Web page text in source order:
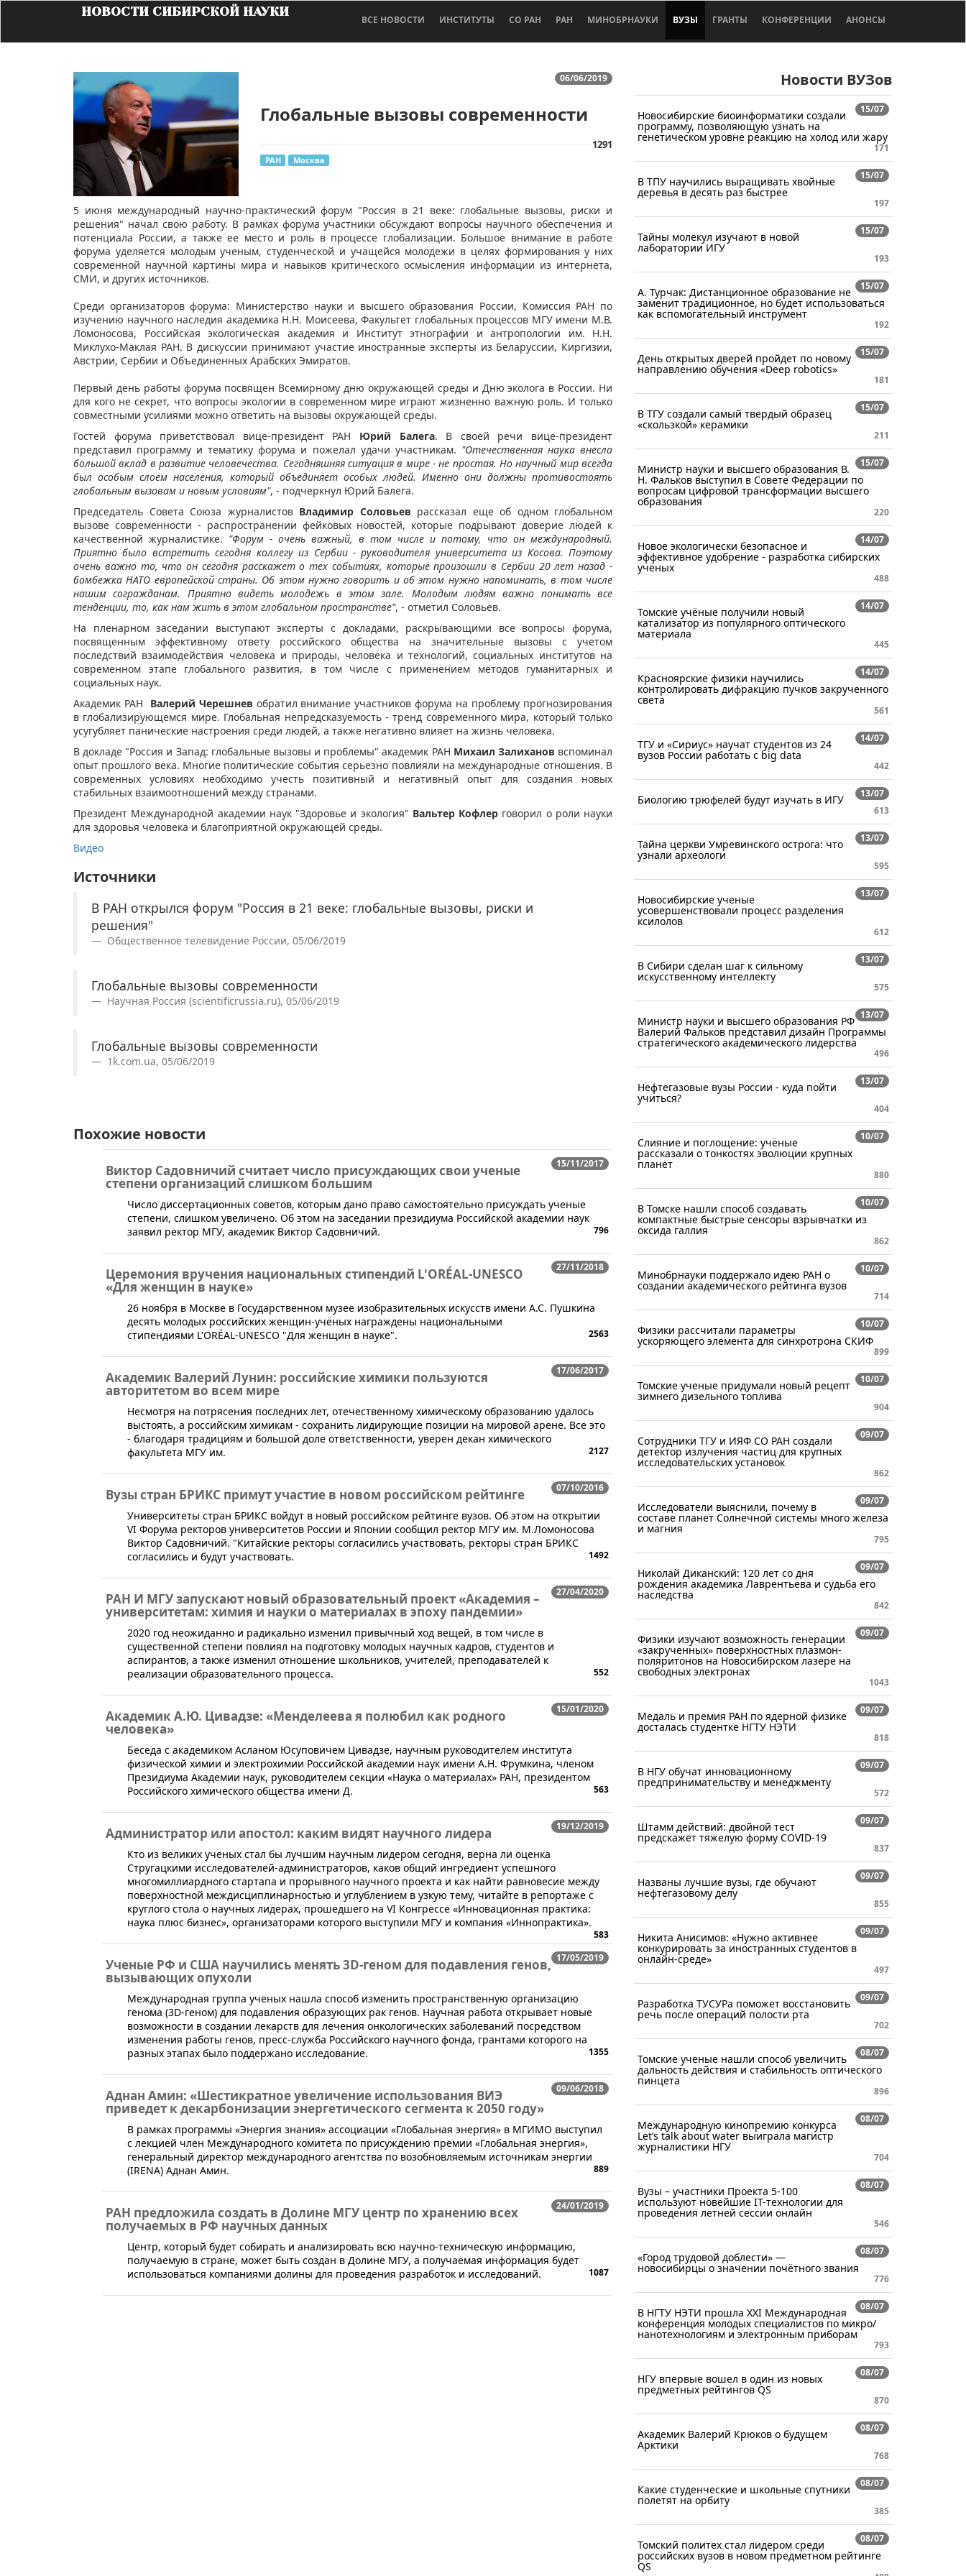
НОВОСТИ СИБИРСКОЙ НАУКИ
ВСЕ НОВОСТИ ИНСТИТУТЫ СО РАН РАН МИНОБРНАУКИ ВУЗЫ ГРАНТЫ КОНФЕРЕНЦИИ АНОНСЫ
06/06/2019
Глобальные вызовы современности
1291
РАН Москва
​5 июня международный научно-практический форум "Россия в 21 веке: глобальные вызовы, риски и
решения" начал свою работу. В рамках форума участники обсуждают вопросы научного обеспечения и
потенциала России, а также ее место и роль в процессе глобализации. Большое внимание в работе
форума уделяется молодым ученым, студенческой и учащейся молодежи в целях формирования у них
современной научной картины мира и навыков критического осмысления информации из интернета,
СМИ, и других источников.
Среди организаторов форума: Министерство науки и высшего образования России, Комиссия РАН по
изучению научного наследия академика Н.Н. Моисеева, Факультет глобальных процессов МГУ имени М.В.
Ломоносова, Российская экологическая академия и Институт этнографии и антропологии им. Н.Н.
Миклухо-Маклая РАН. В дискуссии принимают участие иностранные эксперты из Беларуссии, Киргизии,
Австрии, Сербии и Объединенных Арабских Эмиратов.
Первый день работы форума посвящен Всемирному дню окружающей среды и Дню эколога в России. Ни
для кого не секрет, что вопросы экологии в современном мире играют жизненно важную роль. И только
совместными усилиями можно ответить на вызовы окружающей среды.
Гостей форума приветствовал вице-президент РАН Юрий Балега. В своей речи вице-президент
представил программу и тематику форума и пожелал удачи участникам. "Отечественная наука внесла
большой вклад в развитие человечества. Сегодняшняя ситуация в мире - не простая. Но научный мир всегда
был особым слоем населения, который объединяет особых людей. Именно они должны противостоять
глобальным вызовам и новым условиям", - подчеркнул Юрий Балега.
Председатель Совета Союза журналистов Владимир Соловьев рассказал еще об одном глобальном
вызове современности - распространении фейковых новостей, которые подрывают доверие людей к
качественной журналистике. "Форум - очень важный, в том числе и потому, что он международный.
Приятно было встретить сегодня коллегу из Сербии - руководителя университета из Косова. Поэтому
очень важно то, что он сегодня расскажет о тех событиях, которые произошли в Сербии 20 лет назад -
бомбежка НАТО европейской страны. Об этом нужно говорить и об этом нужно напоминать, в том числе
нашим согражданам. Приятно видеть молодежь в этом зале. Молодым людям важно понимать все
тенденции, то, как нам жить в этом глобальном пространстве", - отметил Соловьев.
На пленарном заседании выступают эксперты с докладами, раскрывающими все вопросы форума,
посвященным эффективному ответу российского общества на значительные вызовы с учетом
последствий взаимодействия человека и природы, человека и технологий, социальных институтов на
современном этапе глобального развития, в том числе с применением методов гуманитарных и
социальных наук.
Академик РАН Валерий Черешнев обратил внимание участников форума на проблему прогнозирования
в глобализирующемся мире. Глобальная непредсказуемость - тренд современного мира, который только
усугубляет панические настроения среди людей, а также негативно влияет на жизнь человека.
В докладе "Россия и Запад: глобальные вызовы и проблемы" академик РАН Михаил Залиханов вспоминал
опыт прошлого века. Многие политические события серьезно повлияли на международные отношения. В
современных условиях необходимо учесть позитивный и негативный опыт для создания новых
стабильных взаимоотношений между странами.
Президент Международной академии наук "Здоровье и экология" Вальтер Кофлер говорил о роли науки
для здоровья человека и благоприятной окружающей среды.
Видео
Источники
В РАН открылся форум "Россия в 21 веке: глобальные вызовы, риски и
решения"
Общественное телевидение России, 05/06/2019
Глобальные вызовы современности
Научная Россия (scientificrussia.ru), 05/06/2019
Глобальные вызовы современности
1k.com.ua, 05/06/2019
Похожие новости
15/11/2017
Виктор Садовничий считает число присуждающих свои ученые
степени организаций слишком большим
​Число диссертационных советов, которым дано право самостоятельно присуждать ученые
степени, слишком увеличено. Об этом на заседании президиума Российской академии наук
заявил ректор МГУ, академик Виктор Садовничий.
796
27/11/2018
Церемония вручения национальных стипендий L'ORÉAL-UNESCO
«Для женщин в науке»
26 ноября в Москве в Государственном музее изобразительных искусств имени А.С. Пушкина
десять молодых российских женщин-учёных награждены национальными
стипендиями L'ORÉAL-UNESCO "Для женщин в науке".
2563
17/06/2017
Академик Валерий Лунин: российские химики пользуются
авторитетом во всем мире
Несмотря на потрясения последних лет, отечественному химическому образованию удалось
выстоять, а российским химикам - сохранить лидирующие позиции на мировой арене. Все это
- благодаря традициям и большой доле ответственности, уверен декан химического
факультета МГУ им.
2127
07/10/2016
Вузы стран БРИКС примут участие в новом российском рейтинге
​Университеты стран БРИКС войдут в новый российском рейтинге вузов. Об этом на открытии
VI Форума ректоров университетов России и Японии сообщил ректор МГУ им. М.Ломоносова
Виктор Садовничий. "Китайские ректоры согласились участвовать, ректоры стран БРИКС
согласились и будут участвовать.
1492
27/04/2020
РАН И МГУ запускают новый образовательный проект «Академия –
университетам: химия и науки о материалах в эпоху пандемии»
2020 год неожиданно и радикально изменил привычный ход вещей, в том числе в
существенной степени повлиял на подготовку молодых научных кадров, студентов и
аспирантов, а также изменил отношение школьников, учителей, преподавателей к
реализации образовательного процесса.
552
15/01/2020
Академик А.Ю. Цивадзе: «Менделеева я полюбил как родного
человека»
Беседа с академиком Асланом Юсуповичем Цивадзе, научным руководителем института
физической химии и электрохимии Российской академии наук имени А.Н. Фрумкина, членом
Президиума Академии наук, руководителем секции «Наука о материалах» РАН, президентом
Российского химического общества имени Д.
563
19/12/2019
Администратор или апостол: каким видят научного лидера
Кто из великих ученых стал бы лучшим научным лидером сегодня, верна ли оценка
Стругацкими исследователей-администраторов, каков общий ингредиент успешного
многомиллиардного стартапа и прорывного научного проекта и как найти равновесие между
поверхностной междисциплинарностью и углублением в узкую тему, читайте в репортаже с
круглого стола о научных лидерах, прошедшего на VI Конгрессе «Инновационная практика:
наука плюс бизнес», организаторами которого выступили МГУ и компания «Иннопрактика».
583
17/05/2019
Ученые РФ и США научились менять 3D-геном для подавления генов,
вызывающих опухоли
​Международная группа ученых нашла способ изменить пространственную организацию
генома (3D-геном) для подавления образующих рак генов. Научная работа открывает новые
возможности в создании лекарств для лечения онкологических заболеваний посредством
изменения работы генов, пресс-служба Российского научного фонда, грантами которого на
разных этапах было поддержано исследование.
1355
09/06/2018
Аднан Амин: «Шестикратное увеличение использования ВИЭ
приведет к декарбонизации энергетического сегмента к 2050 году»
В рамках программы «Энергия знания» ассоциации «Глобальная энергия» в МГИМО выступил
с лекцией член Международного комитета по присуждению премии «Глобальная энергия»,
генеральный директор международного агентства по возобновляемым источникам энергии
(IRENA) Аднан Амин.
889
24/01/2019
РАН предложила создать в Долине МГУ центр по хранению всех
получаемых в РФ научных данных
​Центр, который будет собирать и анализировать всю научно-техническую информацию,
получаемую в стране, может быть создан в Долине МГУ, а получаемая информация будет
использоваться компаниями долины для проведения разработок и исследований.
1087
Новости ВУЗов
15/07
Новосибирские биоинформатики создали
программу, позволяющую узнать на
генетическом уровне реакцию на холод или жару
171
15/07
В ТПУ научились выращивать хвойные
деревья в десять раз быстрее
197
15/07
Тайны молекул изучают в новой
лаборатории ИГУ
193
15/07
А. Турчак: Дистанционное образование не
заменит традиционное, но будет использоваться
как вспомогательный инструмент
192
15/07
День открытых дверей пройдет по новому
направлению обучения «Deep robotics»
181
15/07
В ТГУ создали самый твердый образец
«скользкой» керамики
211
15/07
Министр науки и высшего образования В.
Н. Фальков выступил в Совете Федерации по
вопросам цифровой трансформации высшего
образования
220
14/07
Новое экологически безопасное и
эффективное удобрение - разработка сибирских
учёных
488
14/07
Томские учёные получили новый
катализатор из популярного оптического
материала
445
14/07
Красноярские физики научились
контролировать дифракцию пучков закрученного
света
561
14/07
ТГУ и «Сириус» научат студентов из 24
вузов России работать с big data
442
13/07
Биологию трюфелей будут изучать в ИГУ
613
13/07
Тайна церкви Умревинского острога: что
узнали археологи
595
13/07
Новосибирские ученые
усовершенствовали процесс разделения
ксилолов
612
13/07
В Сибири сделан шаг к сильному
искусственному интеллекту
575
13/07
​Министр науки и высшего образования РФ
Валерий Фальков представил дизайн Программы
стратегического академического лидерства
496
13/07
Нефтегазовые вузы России - куда пойти
учиться?
404
10/07
Слияние и поглощение: учёные
рассказали о тонкостях эволюции крупных
планет
880
10/07
В Томске нашли способ создавать
компактные быстрые сенсоры взрывчатки из
оксида галлия
862
10/07
Минобрнауки поддержало идею РАН о
создании академического рейтинга вузов
714
10/07
Физики рассчитали параметры
ускоряющего элемента для синхротрона СКИФ
899
10/07
Томские ученые придумали новый рецепт
зимнего дизельного топлива
904
09/07
Сотрудники ТГУ и ИЯФ СО РАН создали
детектор излучения частиц для крупных
исследовательских установок
862
09/07
Исследователи выяснили, почему в
составе планет Солнечной системы много железа
и магния
795
09/07
Николай Диканский: 120 лет со дня
рождения академика Лаврентьева и судьба его
наследства
842
09/07
Физики изучают возможность генерации
«закрученных» поверхностных плазмон-
поляритонов на Новосибирском лазере на
свободных электронах
1043
09/07
Медаль и премия РАН по ядерной физике
досталась студентке НГТУ НЭТИ
818
09/07
В НГУ обучат инновационному
предпринимательству и менеджменту
572
09/07
Штамм действий: двойной тест
предскажет тяжелую форму COVID-19
837
09/07
Названы лучшие вузы, где обучают
нефтегазовому делу
855
09/07
Никита Анисимов: «Нужно активнее
конкурировать за иностранных студентов в
онлайн-среде»
497
09/07
Разработка ТУСУРа поможет восстановить
речь после операций полости рта
702
08/07
Томские ученые нашли способ увеличить
дальность действия и стабильность оптического
пинцета
896
08/07
Международную кинопремию конкурса
Let’s talk about water выиграла магистр
журналистики НГУ
704
08/07
Вузы – участники Проекта 5-100
используют новейшие IT-технологии для
проведения летней сессии онлайн
546
08/07
«Город трудовой доблести» —
новосибирцы о значении почётного звания
776
08/07
В НГТУ НЭТИ прошла XXI Международная
конференция молодых специалистов по микро/
нанотехнологиям и электронным приборам
793
08/07
НГУ впервые вошел в один из новых
предметных рейтингов QS
870
08/07
Академик Валерий Крюков о будущем
Арктики
768
08/07
Какие студенческие и школьные спутники
полетят на орбиту
385
08/07
Томский политех стал лидером среди
российских вузов в новом предметном рейтинге
QS